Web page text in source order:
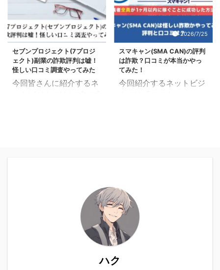
記事なんですけど↓ オン
ライン収入NEXTの評判
や口コミ！怪しい投資で
はない？ 実は僕、これを
書いてから約2か月後に
実際にプロジェクトに参
加してやってみたんで
す。始めてちょうど半年
やってみた僕が今どんな
ています。そこで今回は
実際にマネ虎をやってみ
た人の口コミや評判や詳
細を詳しく調べた結果を
紹介していこうと思いま
す！ 「マネ虎は怪しいビ
ジネス？詐欺なの？」 広
告だけ見ると話が美味し
一体どのようなビジネス
なのか気になります ...
2026/7/26
セブンプロジェクト(7プロジ
ェクト)副業の詐欺評判は嘘！
怪しい口コミ調査やってみた
今回皆さんに紹介するネ
すよ！ 新しいネットビ
ジネスですので、一部で
は怪しい詐欺じゃないか
なんて言われているみた
いですが実際はどうなの
2026/7/25
スマキャン(SMA CAN)の評判
は詐欺？口コミが本当かやっ
てみた！
今回紹介するネットビジ
が、「ネットビジネスは
怪しい」「詐欺じゃない
か」。なんて口コミを見
かけることが多いですよ
ね。 そこでやってみた
人の評判やスマキャン
(SMA CAN)について徹
ハク